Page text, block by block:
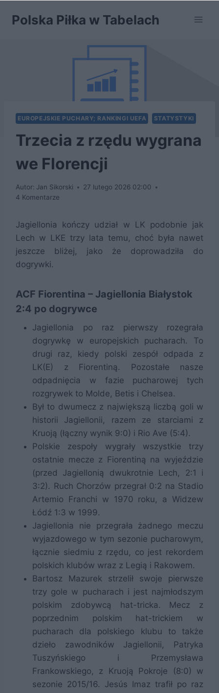
Polska Piłka w Tabelach
EUROPEJSKIE PUCHARY; RANKINGI UEFA STATYSTYKI
Trzecia z rzędu wygrana
we Florencji
Autor: Jan Sikorski
27 lutego 2026 02:00
4 Komentarze
Jagiellonia kończy udział w LK podobnie jak
Lech w LKE trzy lata temu, choć była nawet
jeszcze bliżej, jako że doprowadziła do
dogrywki.
ACF Fiorentina – Jagiellonia Białystok
2:4 po dogrywce
Jagiellonia po raz pierwszy rozegrała
dogrywkę w europejskich pucharach. To
drugi raz, kiedy polski zespół odpada z
LK(E) z Fiorentiną. Pozostałe nasze
odpadnięcia w fazie pucharowej tych
rozgrywek to Molde, Betis i Chelsea.
Był to dwumecz z największą liczbą goli w
historii Jagiellonii, razem ze starciami z
Kruoją (łączny wynik 9:0) i Rio Ave (5:4).
Polskie zespoły wygrały wszystkie trzy
ostatnie mecze z Fiorentiną na wyjeździe
(przed Jagiellonią dwukrotnie Lech, 2:1 i
3:2). Ruch Chorzów przegrał 0:2 na Stadio
Artemio Franchi w 1970 roku, a Widzew
Łódź 1:3 w 1999.
Jagiellonia nie przegrała żadnego meczu
wyjazdowego w tym sezonie pucharowym,
łącznie siedmiu z rzędu, co jest rekordem
polskich klubów wraz z Legią i Rakowem.
Bartosz Mazurek strzelił swoje pierwsze
trzy gole w pucharach i jest najmłodszym
polskim zdobywcą hat-tricka. Mecz z
poprzednim polskim hat-trickiem w
pucharach dla polskiego klubu to także
dzieło zawodników Jagiellonii, Patryka
Tuszyńskiego i Przemysława
Frankowskiego, z Kruoją Pokroje (8:0) w
sezonie 2015/16. Jesús Imaz trafił po raz